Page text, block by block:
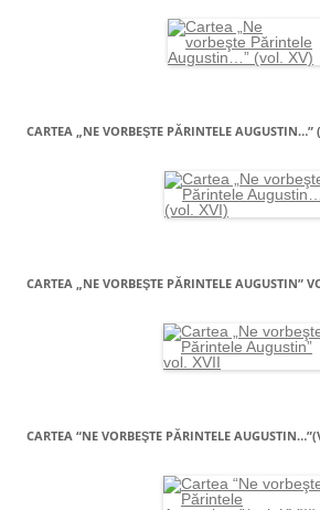
CARTEA „NE VORBEŞTE PĂRINTELE AUGUSTIN…”
CARTEA „NE VORBEŞTE PĂRINTELE AUGUSTIN”
CARTEA “NE VORBEŞTE PĂRINTELE